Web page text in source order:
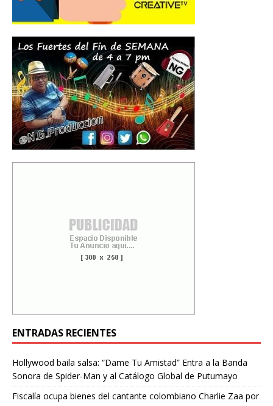
ENTRADAS RECIENTES
Hollywood baila salsa: “Dame Tu Amistad” Entra a la Banda
Sonora de Spider-Man y al Catálogo Global de Putumayo
Fiscalía ocupa bienes del cantante colombiano Charlie Zaa por